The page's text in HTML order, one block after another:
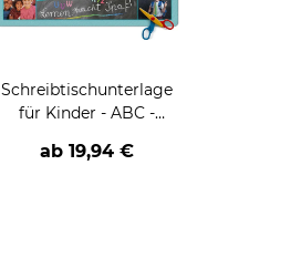
Schreibtischunterlage
für Kinder - ABC -
mit Fotos
ab19,94 €